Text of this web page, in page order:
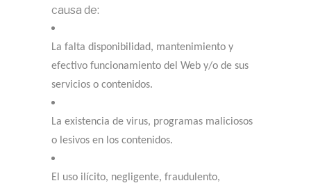
causa de:
La falta disponibilidad, mantenimiento y
efectivo funcionamiento del Web y/o de sus
servicios o contenidos.
La existencia de virus, programas maliciosos
o lesivos en los contenidos.
El uso ilícito, negligente, fraudulento,